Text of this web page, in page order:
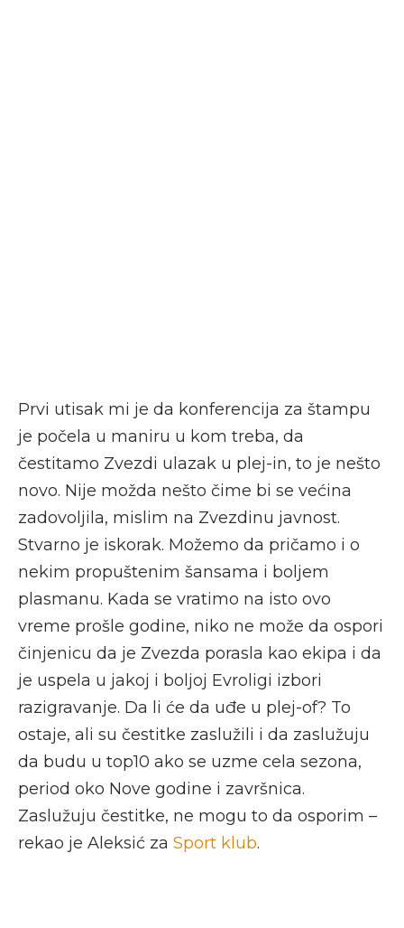
Prvi utisak mi je da konferencija za štampu
je počela u maniru u kom treba, da
čestitamo Zvezdi ulazak u plej-in, to je nešto
novo. Nije možda nešto čime bi se većina
zadovoljila, mislim na Zvezdinu javnost.
Stvarno je iskorak. Možemo da pričamo i o
nekim propuštenim šansama i boljem
plasmanu. Kada se vratimo na isto ovo
vreme prošle godine, niko ne može da ospori
činjenicu da je Zvezda porasla kao ekipa i da
je uspela u jakoj i boljoj Evroligi izbori
razigravanje. Da li će da uđe u plej-of? To
ostaje, ali su čestitke zaslužili i da zaslužuju
da budu u top10 ako se uzme cela sezona,
period oko Nove godine i završnica.
Zaslužuju čestitke, ne mogu to da osporim –
rekao je Aleksić za Sport klub.